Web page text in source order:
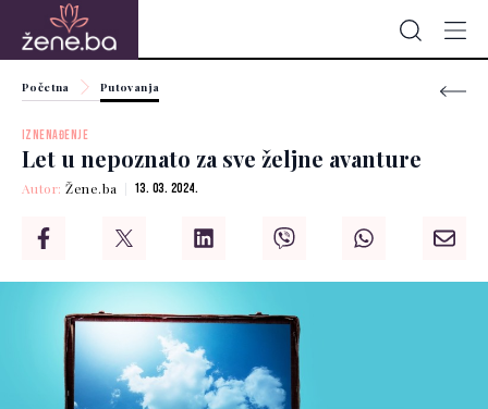
Početna Putovanja
IZNENAĐENJE
Let u nepoznato za sve željne avanture
Autor:Žene.ba 13. 03. 2024.